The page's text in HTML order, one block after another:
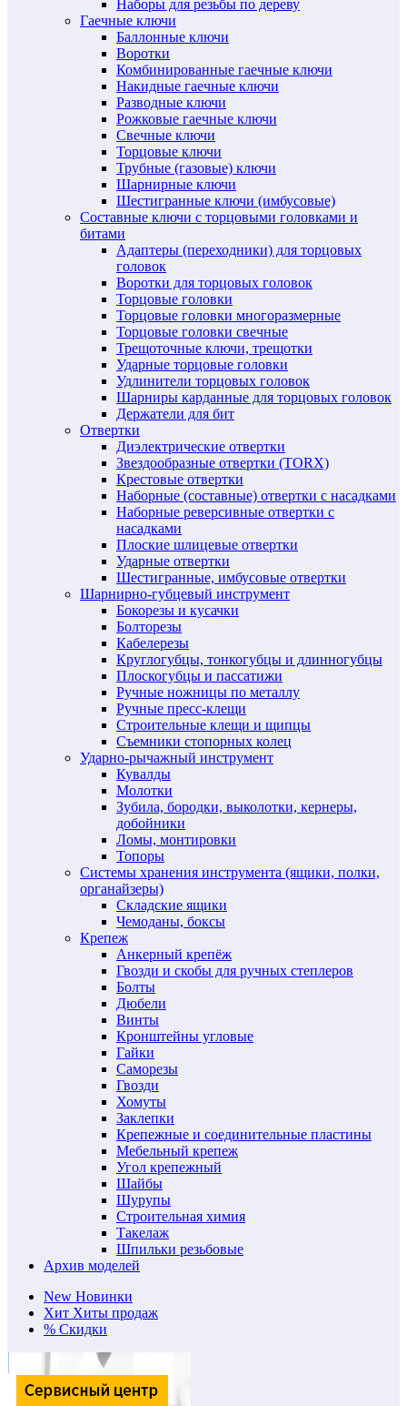
Наборы для резьбы по дереву
Гаечные ключи
Баллонные ключи
Воротки
Комбинированные гаечные ключи
Накидные гаечные ключи
Разводные ключи
Рожковые гаечные ключи
Свечные ключи
Торцовые ключи
Трубные (газовые) ключи
Шарнирные ключи
Шестигранные ключи (имбусовые)
Составные ключи с торцовыми головками и
битами
Адаптеры (переходники) для торцовых
головок
Воротки для торцовых головок
Торцовые головки
Торцовые головки многоразмерные
Торцовые головки свечные
Трещоточные ключи, трещотки
Ударные торцовые головки
Удлинители торцовых головок
Шарниры карданные для торцовых головок
Держатели для бит
Отвертки
Диэлектрические отвертки
Звездообразные отвертки (TORX)
Крестовые отвертки
Наборные (составные) отвертки с насадками
Наборные реверсивные отвертки с
насадками
Плоские шлицевые отвертки
Ударные отвертки
Шестигранные, имбусовые отвертки
Шарнирно-губцевый инструмент
Бокорезы и кусачки
Болторезы
Кабелерезы
Круглогубцы, тонкогубцы и длинногубцы
Плоскогубцы и пассатижи
Ручные ножницы по металлу
Ручные пресс-клещи
Строительные клещи и щипцы
Съемники стопорных колец
Ударно-рычажный инструмент
Кувалды
Молотки
Зубила, бородки, выколотки, кернеры,
добойники
Ломы, монтировки
Топоры
Системы хранения инструмента (ящики, полки,
органайзеры)
Складские ящики
Чемоданы, боксы
Крепеж
Анкерный крепёж
Гвозди и скобы для ручных степлеров
Болты
Дюбели
Винты
Кронштейны угловые
Гайки
Саморезы
Гвозди
Хомуты
Заклепки
Крепежные и соединительные пластины
Мебельный крепеж
Угол крепежный
Шайбы
Шурупы
Строительная химия
Такелаж
Шпильки резьбовые
Архив моделей
New Новинки
Хит Хиты продаж
% Скидки